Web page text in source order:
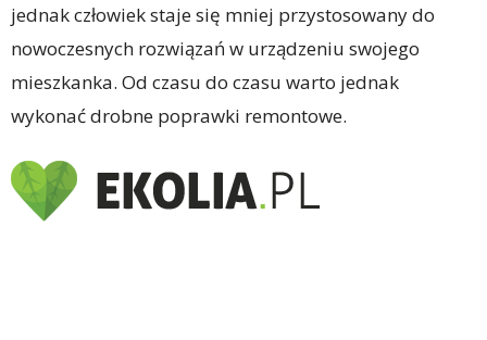
jednak człowiek staje się mniej przystosowany do
nowoczesnych rozwiązań w urządzeniu swojego
mieszkanka. Od czasu do czasu warto jednak
wykonać drobne poprawki remontowe.